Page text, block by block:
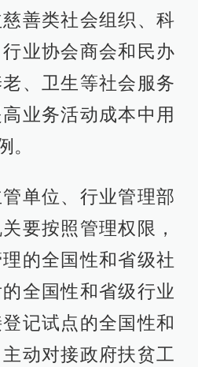
善类社会组织、科
业协会商会和民办
、卫生等社会服务
业务活动成本中用
。
单位、行业管理部
要按照管理权限，
的全国性和省级社
全国性和省级行业
记试点的全国性和
动对接政府扶贫工